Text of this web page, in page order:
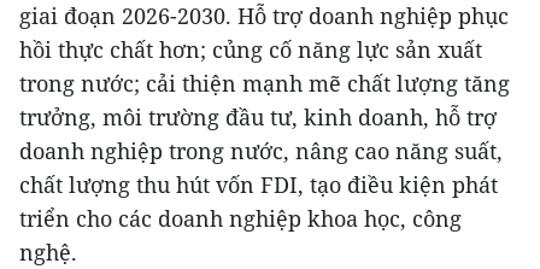
giai đoạn 2026-2030. Hỗ trợ doanh nghiệp phục
hồi thực chất hơn; củng cố năng lực sản xuất
trong nước; cải thiện mạnh mẽ chất lượng tăng
trưởng, môi trường đầu tư, kinh doanh, hỗ trợ
doanh nghiệp trong nước, nâng cao năng suất,
chất lượng thu hút vốn FDI, tạo điều kiện phát
triển cho các doanh nghiệp khoa học, công
nghệ.